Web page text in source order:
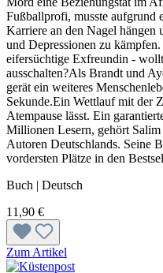
Fußballprofi, musste aufgrund
Karriere an den Nagel hängen
und Depressionen zu
eifersüchtige Exfreundin -
ausschalten?Als Brandt und
gerät ein weiteres
Sekunde.Ein Wettlauf mit der
Atempause lässt. Ein
Millionen Lesern, gehört
Autoren Deutschlands. Seine
vordersten Plätze in den
Buch | Deutsch
11,90 €
Zum Artikel